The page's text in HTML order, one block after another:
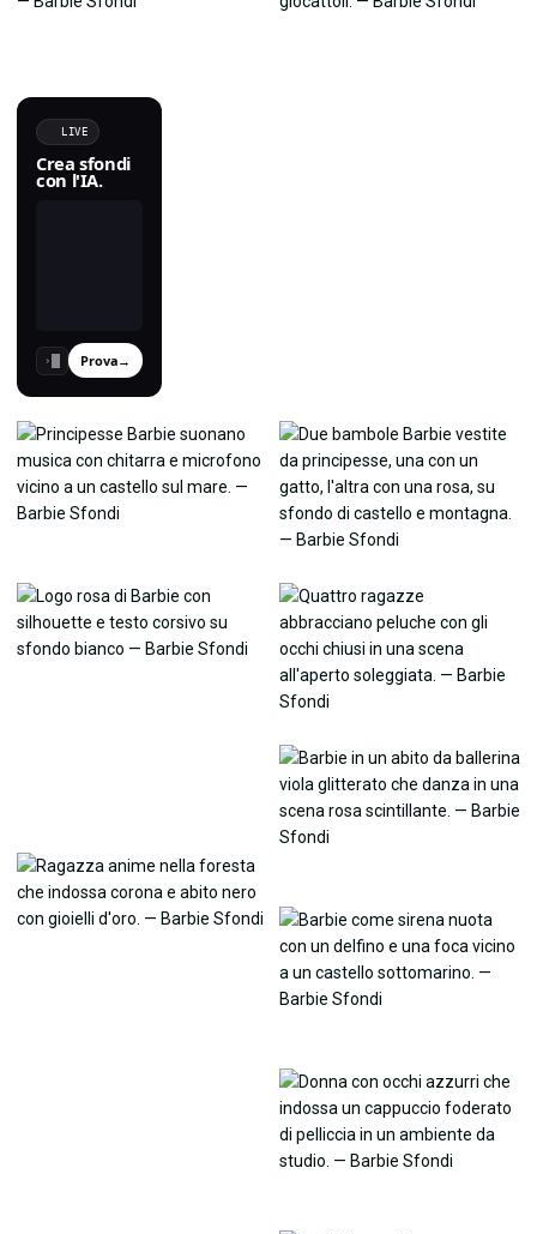
LIVE
Crea sfondi
con l'IA.
› Prova